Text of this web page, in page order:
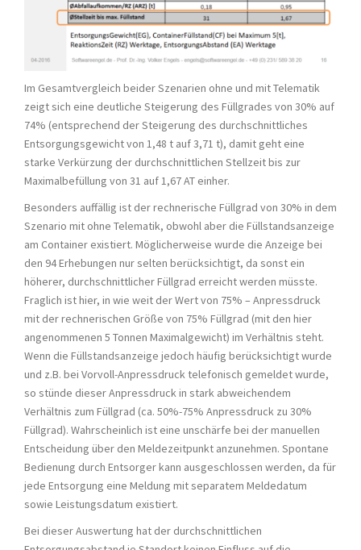
Im Gesamtvergleich beider Szenarien ohne und mit Telematik
zeigt sich eine deutliche Steigerung des Füllgrades von 30% auf
74% (entsprechend der Steigerung des durch­schnittliches
Entsorgungsgewicht von 1,48 t auf 3,71 t), damit geht eine
starke Verkürzung der durchschnittlichen Stellzeit bis zur
Maximalbefüllung von 31 auf 1,67 AT einher.
Besonders auffällig ist der rechnerische Füllgrad von 30% in dem
Szenario mit ohne Telematik, obwohl aber die Füllstandsanzeige
am Container existiert. Möglicherweise wurde die Anzeige bei
den 94 Erhebungen nur selten berücksichtigt, da sonst ein
höherer, durchschnittlicher Füllgrad erreicht werden müsste.
Fraglich ist hier, in wie weit der Wert von 75% – Anpressdruck
mit der rechnerischen Größe von 75% Füllgrad (mit den hier
angenommenen 5 Tonnen Maximalgewicht) im Verhältnis steht.
Wenn die Füllstandsanzeige jedoch häufig berücksichtigt wurde
und z.B. bei Vorvoll-Anpressdruck telefonisch gemeldet wurde,
so stünde dieser Anpressdruck in stark abweichendem
Verhältnis zum Füllgrad (ca. 50%-75% Anpressdruck zu 30%
Füllgrad). Wahrscheinlich ist eine unschärfe bei der manuellen
Entscheidung über den Meldezeitpunkt anzunehmen. Spontane
Bedienung durch Entsorger kann ausgeschlossen werden, da für
jede Entsorgung eine Meldung mit separatem Meldedatum
sowie Leistungsdatum existiert.
Bei dieser Auswertung hat der durchschnittlichen